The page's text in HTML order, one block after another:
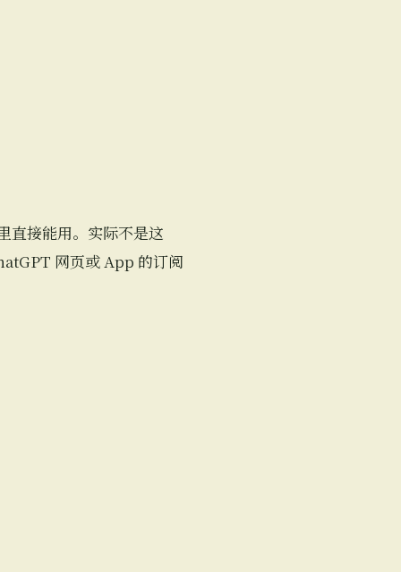
直接能用。实际不是这
网页或 App 的订阅